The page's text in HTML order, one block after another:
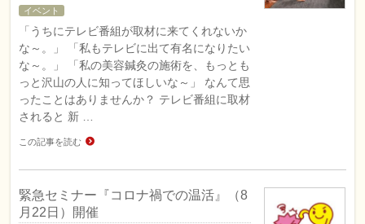
イベント
「うちにテレビ番組が取材に来てくれないか
な～。」 「私もテレビに出て有名になりたい
な～。」 「私の美容鍼灸の施術を、もっとも
っと沢山の人に知ってほしいな～」 なんて思
ったことはありませんか？ テレビ番組に取材
されると 新 …
この記事を読む
緊急セミナー『コロナ禍での温活』（8
月22日）開催